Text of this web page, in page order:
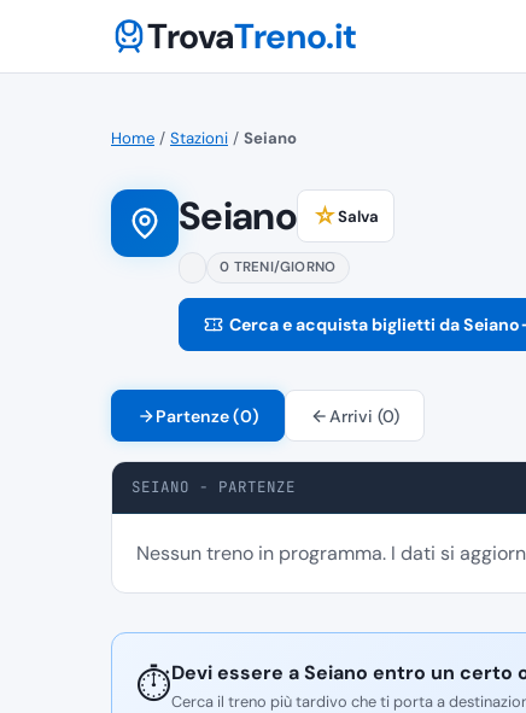
TrovaTreno.it
Home / Stazioni / Seiano
Seiano ☆Salva
0 TRENI/GIORNO
Cerca e acquista biglietti da Seiano
Partenze (0) Arrivi (0)
SEIANO - PARTENZE
Nessun treno in programma. I dati si
⏱️Devi essere a Seiano entro un certo
Cerca il treno più tardivo che ti porta a